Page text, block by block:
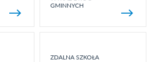
GMINNYCH
ZDALNA SZKOŁA